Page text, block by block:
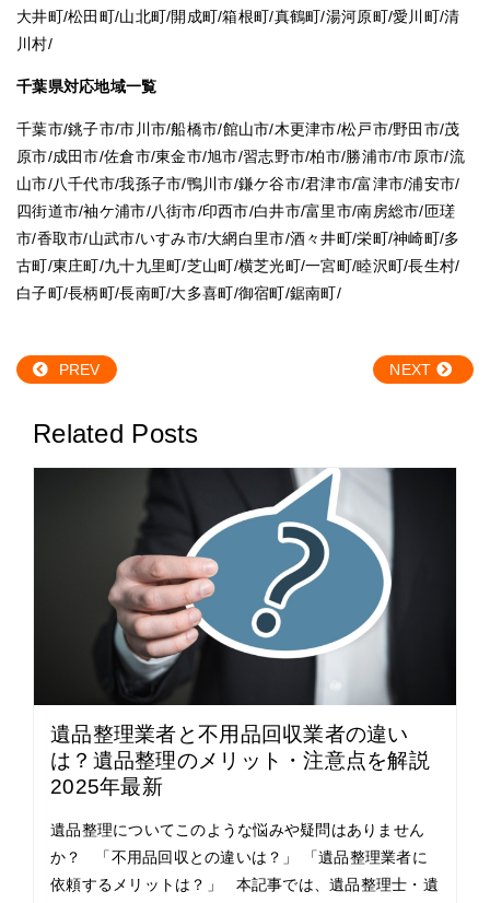
大井町/松田町/山北町/開成町/箱根町/真鶴町/湯河原町/愛川町/清
川村/
千葉県対応地域一覧
千葉市/銚子市/市川市/船橋市/館山市/木更津市/松戸市/野田市/茂
原市/成田市/佐倉市/東金市/旭市/習志野市/柏市/勝浦市/市原市/流
山市/八千代市/我孫子市/鴨川市/鎌ケ谷市/君津市/富津市/浦安市/
四街道市/袖ケ浦市/八街市/印西市/白井市/富里市/南房総市/匝瑳
市/香取市/山武市/いすみ市/大網白里市/酒々井町/栄町/神崎町/多
古町/東庄町/九十九里町/芝山町/横芝光町/一宮町/睦沢町/長生村/
白子町/長柄町/長南町/大多喜町/御宿町/鋸南町/
PREV NEXT
Related Posts
遺品整理業者と不用品回収業者の違い
は？遺品整理のメリット・注意点を解説
2025年最新
遺品整理についてこのような悩みや疑問はありません
か？ 「不用品回収との違いは？」 「遺品整理業者に
依頼するメリットは？」 本記事では、遺品整理士・遺